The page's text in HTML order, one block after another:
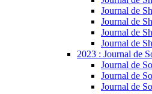
Journal de
Journal de
Journal de
Journal de
2023 : Journal de
Journal de
Journal de
Journal de